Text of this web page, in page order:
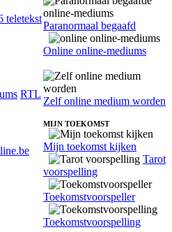
teletekst
RTL
Paranormaal begaafd
Online online-mediums
Zelf online medium worden
MIJN TOEKOMST
Mijn toekomst kijken
Tarot
voorspelling
Toekomstvoorspeller
Toekomstvoorspelling